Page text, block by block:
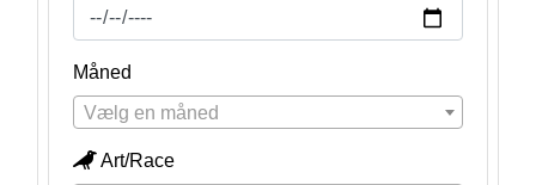
Måned
Vælg en måned
Art/Race